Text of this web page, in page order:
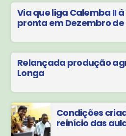
Via que liga Calemba II
pronta em Dezembro de
Relançada produção
Longa
Condições
reinício das